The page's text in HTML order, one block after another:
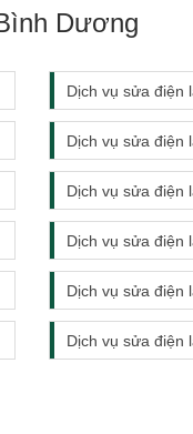
Dương
Dịch vụ sửa điện
Dịch vụ sửa điện
Dịch vụ sửa điện
Dịch vụ sửa điện
Dịch vụ sửa điện lạnh
Dịch vụ sửa điện